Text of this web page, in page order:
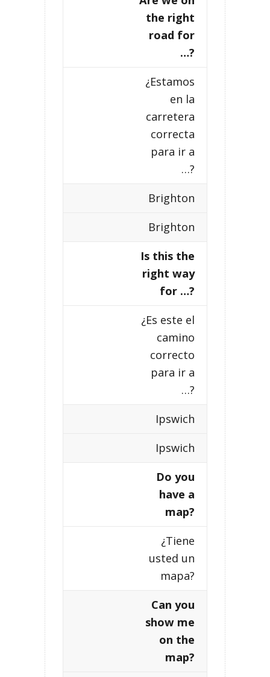
the right
road for
…?
¿Estamos
en la
carretera
correcta
para ir a
…?
Brighton
Brighton
Is this the
right way
for …?
¿Es este el
camino
correcto
para ir a
…?
Ipswich
Ipswich
Do you
have a
map?
¿Tiene
usted un
mapa?
Can you
show me
on the
map?